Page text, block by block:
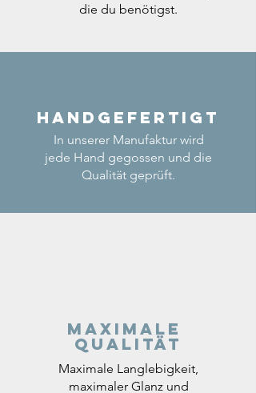
die du benötigst.
Handgefertigt
In unserer Manufaktur wird
jede Hand gegossen und die
Qualität geprüft.
Maximale
Qualität
Maximale Langlebigkeit,
maximaler Glanz und